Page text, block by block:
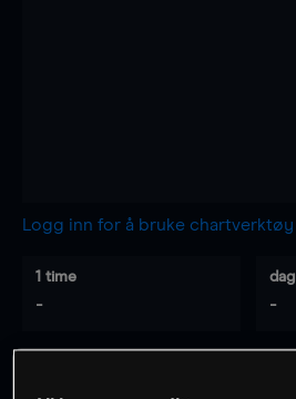
Logg inn for å bruke chartverktøy
1 time
-
dag
-